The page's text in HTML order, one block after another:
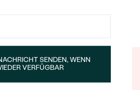
für Eppi
SENDEN, WENN
VERFÜGBAR